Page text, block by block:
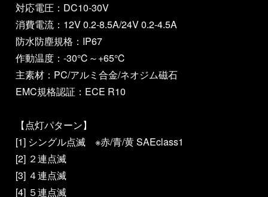
対応電圧：DC10-30V
消費電流：12V 0.2-8.5A/24V 0.2-4.5A
防水防塵規格：IP67
作動温度：-30℃～+65℃
主素材：PC/アルミ合金/ネオジム磁石
EMC規格認証：ECE R10
【点灯パターン】
[1] シングル点滅 ※赤/青/黄 SAEclass1
[2] ２連点滅
[3] ４連点滅
[4] ５連点滅